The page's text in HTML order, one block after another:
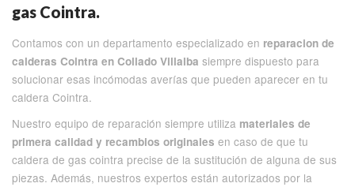
gas Cointra.
Contamos con un departamento especializado en reparacion de
calderas Cointra en Collado Villalba siempre dispuesto para
solucionar esas incómodas averías que pueden aparecer en tu
caldera Cointra.
Nuestro equipo de reparación siempre utiliza materiales de
primera calidad y recambios originales en caso de que tu
caldera de gas cointra precise de la sustitución de alguna de sus
piezas. Además, nuestros expertos están autorizados por la